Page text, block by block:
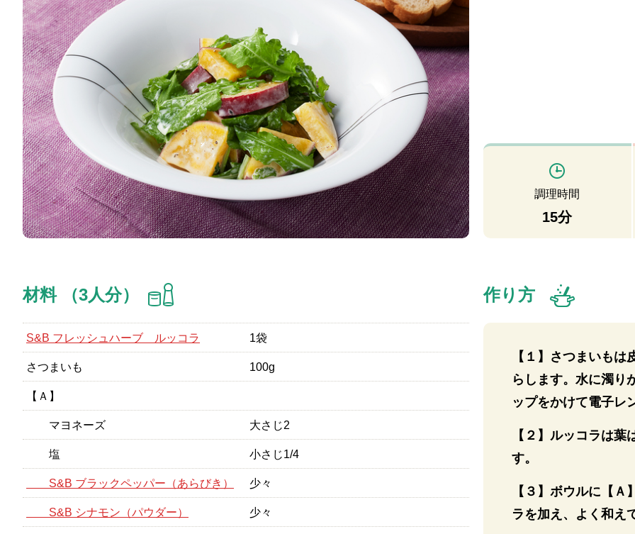
調理時間
15分
材料 （3人分）
S&B フレッシュハーブ ルッコラ 1袋
さつまいも 100g
【Ａ】
マヨネーズ 大さじ2
塩 小さじ1/4
S&B ブラックペッパー（あらびき） 少々
S&B シナモン（パウダー） 少々
作り方
【１】さつまいも
らします。水に濁り
ップをかけて電子レ
【２】ルッコラは
す。
【３】ボウルに【
ラを加え、よく和え